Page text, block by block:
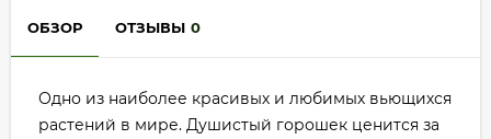
ОБЗОР ОТЗЫВЫ 0
Одно из наиболее красивых и любимых вьющихся
растений в мире. Душистый горошек ценится за